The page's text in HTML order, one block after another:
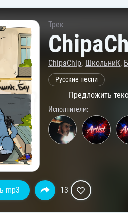
Трек
ChipaChip, ШкольниК,
Русские песни
Предложить
Исполнители:
mp3 13